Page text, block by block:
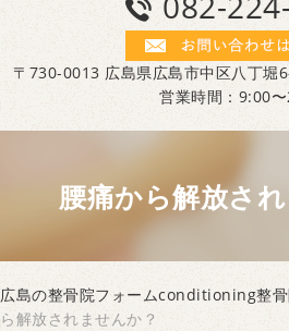
〒730-0013 広島県広島市中区八丁堀
営業時間：9:00
腰痛から解放さ
広島の整骨院フォームconditioning整
ら解放されませんか？